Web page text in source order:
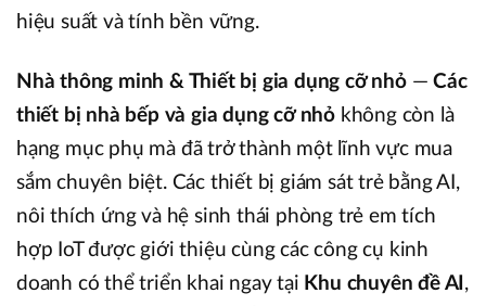
hiệu suất và tính bền vững.
Nhà thông minh & Thiết bị gia dụng cỡ nhỏ—Các
thiết bị nhà bếp và gia dụng cỡ nhỏ không còn là
hạng mục phụ mà đã trở thành một lĩnh vực mua
sắm chuyên biệt. Các thiết bị giám sát trẻ bằng AI,
nôi thích ứng và hệ sinh thái phòng trẻ em tích
hợp IoT được giới thiệu cùng các công cụ kinh
doanh có thể triển khai ngay tại Khu chuyên đề AI ,